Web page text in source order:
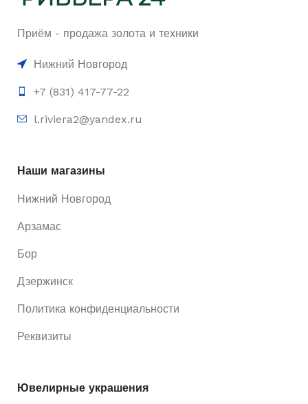
Приём - продажа золота и техники
Нижний Новгород
+7 (831) 417-77-22
l.riviera2@yandex.ru
Наши магазины
Нижний Новгород
Арзамас
Бор
Дзержинск
Политика конфиденциальности
Реквизиты
Ювелирные украшения